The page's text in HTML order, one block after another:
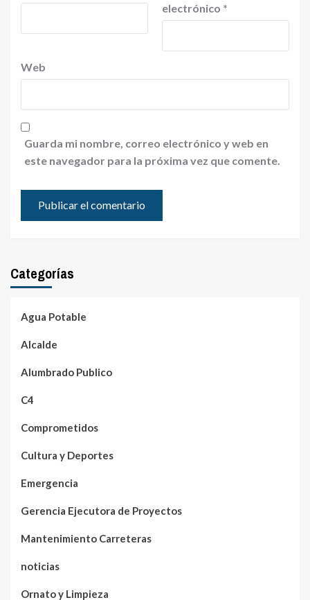
electrónico *
Web
Guarda mi nombre, correo electrónico y web en
este navegador para la próxima vez que comente.
Categorías
Agua Potable
Alcalde
Alumbrado Publico
C4
Comprometidos
Cultura y Deportes
Emergencia
Gerencia Ejecutora de Proyectos
Mantenimiento Carreteras
noticias
Ornato y Limpieza